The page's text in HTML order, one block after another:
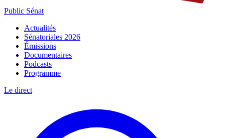
Public Sénat
Actualités
Sénatoriales 2026
Émissions
Documentaires
Podcasts
Programme
Le direct